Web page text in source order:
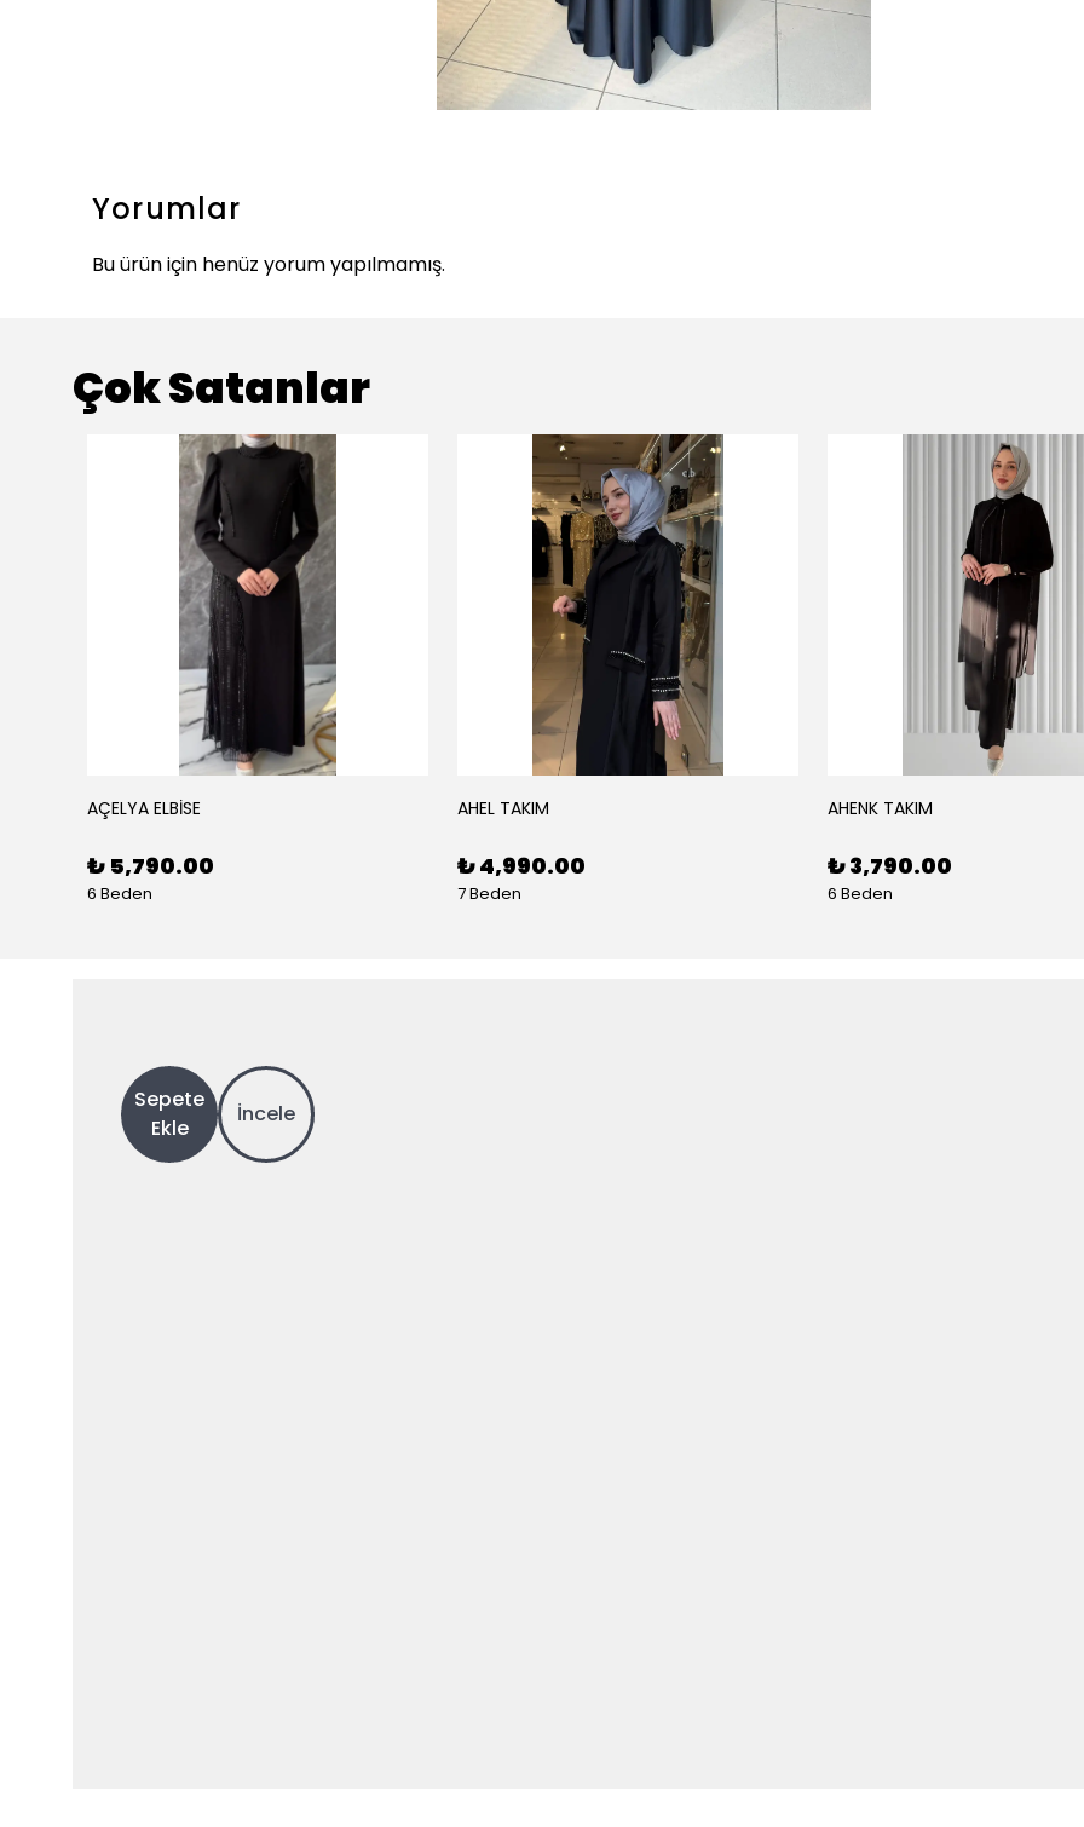
Yorumlar
Bu ürün için henüz yorum yapılmamış.
Çok Satanlar
AÇELYA ELBİSE
₺ 5,790.00
6 Beden
AHEL TAKIM
₺ 4,990.00
7 Beden
AHENK TAKIM
₺ 3,790.00
6 Beden
Sepete
Ekle
İncele